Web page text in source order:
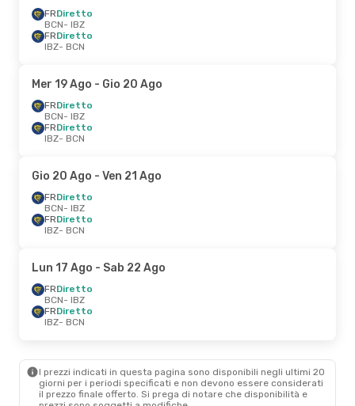
FRDiretto
BCN- IBZ
FRDiretto
IBZ- BCN
Mer 19 Ago - Gio 20 Ago
FRDiretto
BCN- IBZ
FRDiretto
IBZ- BCN
Gio 20 Ago - Ven 21 Ago
FRDiretto
BCN- IBZ
FRDiretto
IBZ- BCN
Lun 17 Ago - Sab 22 Ago
FRDiretto
BCN- IBZ
FRDiretto
IBZ- BCN
I prezzi indicati in questa pagina sono disponibili negli ultimi 20
giorni per i periodi specificati e non devono essere considerati
il ​​prezzo finale offerto. Si prega di notare che disponibilità e